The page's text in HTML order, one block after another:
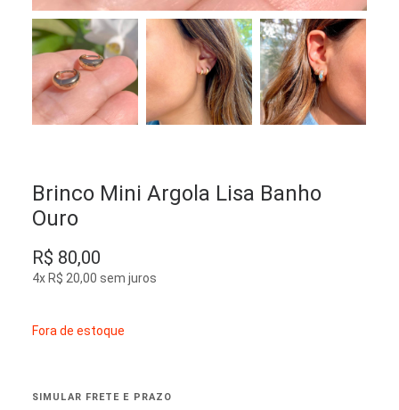
Brinco Mini Argola Lisa Banho
Ouro
R$ 80,00
4x R$ 20,00 sem juros
Fora de estoque
SIMULAR FRETE E PRAZO